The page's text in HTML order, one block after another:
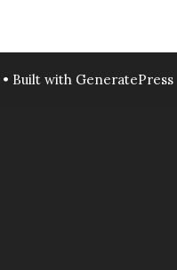
• Built with GeneratePress